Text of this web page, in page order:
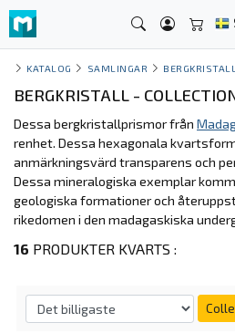
KATALOG SAMLINGAR BERGKRISTALL
BERGKRISTALL -
Dessa bergkristallprismor från
renhet. Dessa hexagonala
anmärkningsvärd transparens och
Dessa mineralogiska exemplar
geologiska formationer och
rikedomen i den madagaskiska
16 PRODUKTER KVARTS :